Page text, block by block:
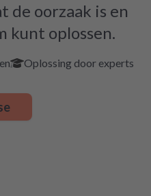
de oorzaak is en
kunt oplossen.
Oplossing door experts